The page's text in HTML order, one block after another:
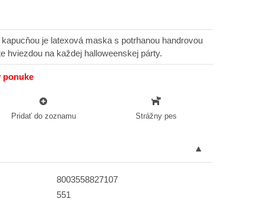
je latexová maska s potrhanou handrovou
hviezdou na každej halloweenskej párty.
ponuke
Pridať do zoznamu Strážny pes
8003558827107
551